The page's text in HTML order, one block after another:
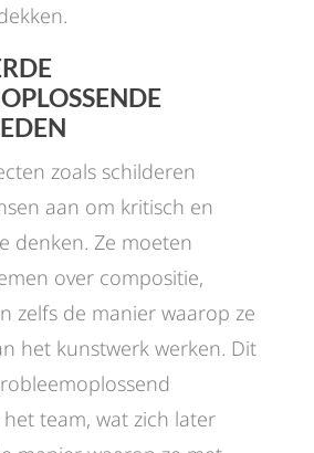
zoals schilderen
aan om kritisch en
denken. Ze moeten
over compositie,
zelfs de manier waarop ze
het kunstwerk werken. Dit
team, wat zich later